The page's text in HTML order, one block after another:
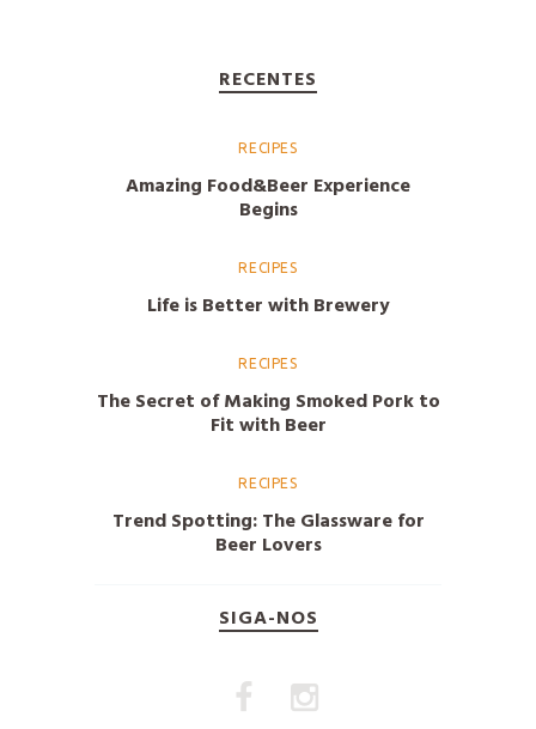
RECENTES
RECIPES
Amazing Food&Beer Experience
Begins
RECIPES
Life is Better with Brewery
RECIPES
The Secret of Making Smoked Pork to
Fit with Beer
RECIPES
Trend Spotting: The Glassware for
Beer Lovers
SIGA-NOS